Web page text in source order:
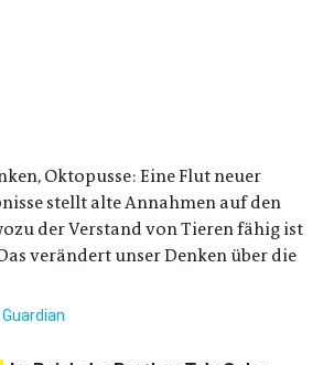
Oktopusse: Eine Flut neuer
stellt alte Annahmen auf den
der Verstand von Tieren fähig ist
verändert unser Denken über die